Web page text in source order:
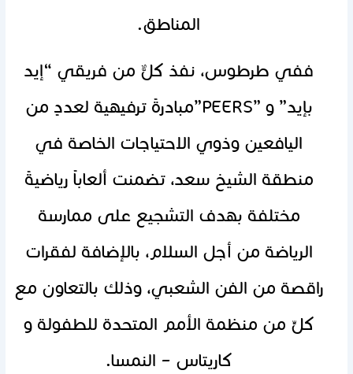
المناطق.
ففي طرطوس، نفذ كلٌّ من فريقي “إيد
بإيد” و ”PEERS”مبادرةً ترفيهية لعددٍ من
اليافعين وذوي الاحتياجات الخاصة في
منطقة الشيخ سعد، تضمنت ألعاباً رياضيةً
مختلفة بهدف التشجيع على ممارسة
الرياضة من أجل السلام، بالإضافة لفقرات
راقصة من الفن الشعبي، وذلك بالتعاون مع
كلٍّ من منظمة الأمم المتحدة للطفولة و
كاريتاس – النمسا.